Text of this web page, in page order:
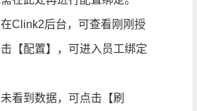
Clink2后台，可查看刚刚授
【配置】，可进入员工绑定
看到数据，可点击【刷